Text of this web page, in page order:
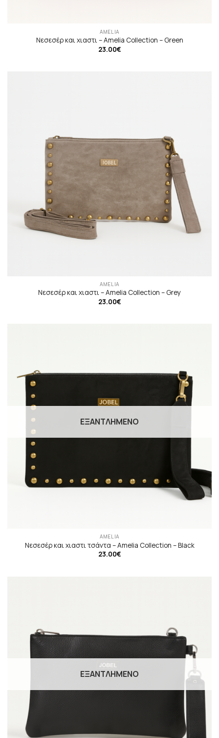
AMELIA
Νεσεσέρ και χιαστι – Αmelia Collection – Green
23.00€
AMELIA
Νεσεσέρ και χιαστι – Αmelia Collection – Grey
23.00€
ΕΞΑΝΤΛΗΜΈΝΟ
AMELIA
Νεσεσέρ και χιαστι τσάντα – Amelia Collection – Black
23.00€
ΕΞΑΝΤΛΗΜΈΝΟ